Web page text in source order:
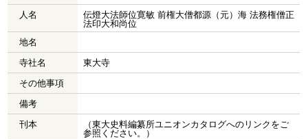
人名
伝燈大法師位寛敏 前権大僧都源（元）海 法務権僧正
法印大和尚位
地名
寺社名
東大寺
その他事項
備考
刊本
（東大史料編纂所ユニオンカタログへのリンクをご
参照ください。）